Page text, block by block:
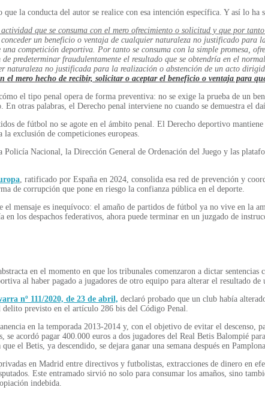
la conducta del autor se realice con esa intención específica. Y así lo
que se consuma con el mero ofrecimiento o solicitud y que por tanto
un beneficio o ventaja de cualquier naturaleza no justificado
competición deportiva. Por tanto se consuma con la simple promesa,
predeterminar fraudulentamente el resultado que se obtendría en el
naturaleza no justificada para la realización o abstención de un acto
el mero hecho de recibir, solicitar o aceptar el beneficio o ventaja para
el tipo penal opera de forma preventiva: no se exige la prueba de un
otras palabras, el Derecho penal interviene no cuando se demuestra el
de fútbol no se agote en el ámbito penal. El Derecho deportivo
la exclusión de competiciones europeas.
Policía Nacional, la Dirección General de Ordenación del Juego y las
, ratificado por España en 2024, consolida esa red de prevención y
de corrupción que pone en riesgo la confianza pública en el deporte.
mensaje es inequívoco: el amaño de partidos de fútbol ya no vive en la
en los despachos federativos, ahora puede terminar en un juzgado de
en el momento en que los tribunales comenzaron a dictar
al haber pagado a jugadores de otro equipo para alterar el resultado
nº 111/2020, de 23 de abril, declaró probado que un club había
previsto en el artículo 286 bis del Código Penal.
en la temporada 2013-2014 y, con el objetivo de evitar el
se acordó pagar 400.000 euros a dos jugadores del Real Betis Balompié
el Betis, ya descendido, se dejara ganar una semana después en
en Madrid entre directivos y futbolistas, extracciones de dinero en
Este entramado sirvió no solo para consumar los amaños, sino
indebida.